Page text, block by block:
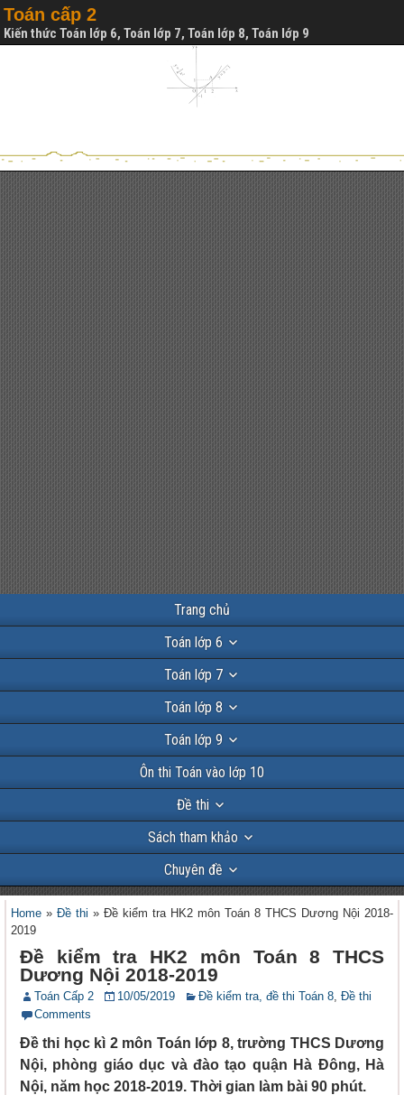
Toán cấp 2
Kiến thức Toán lớp 6, Toán lớp 7, Toán lớp 8, Toán lớp 9
Trang chủ
Toán lớp 6
Toán lớp 7
Toán lớp 8
Toán lớp 9
Ôn thi Toán vào lớp 10
Đề thi
Sách tham khảo
Chuyên đề
Home » Đề thi » Đề kiểm tra HK2 môn Toán 8 THCS Dương Nội 2018-
2019
Đề kiểm tra HK2 môn Toán 8 THCS
Dương Nội 2018-2019
Toán Cấp 2 10/05/2019 Đề kiểm tra, đề thi Toán 8, Đề thi
Comments
Đề thi học kì 2 môn Toán lớp 8, trường THCS Dương
Nội, phòng giáo dục và đào tạo quận Hà Đông, Hà
Nội, năm học 2018-2019. Thời gian làm bài 90 phút.